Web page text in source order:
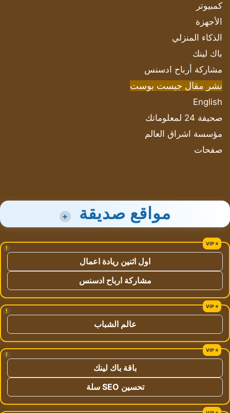
كمبيوتر
الأجهزة
الذكاء المنزلي
باك لينك
مشاركة أرباح ادسنس
نشر مقال جيست بوست
English
صحيفة 24 لمعلوماتك
مؤسسة اشراق العالم
صفحات
مواقع صديقة +
!
اول اثنين ريادة اعمال
مشاركة ارباح ادسنس
!
عالم الشباب
!
باقة باك لينك
تحسين SEO سلة